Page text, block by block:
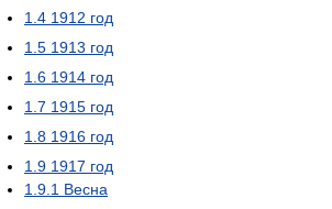
1.4 1912 год
1.5 1913 год
1.6 1914 год
1.7 1915 год
1.8 1916 год
1.9 1917 год
1.9.1 Весна